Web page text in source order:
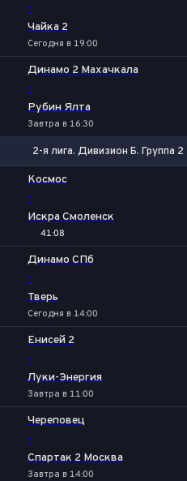
-
Чайка 2
Сегодня в 19:00
Динамо 2 Махачкала
-
Рубин Ялта
Завтра в 16:30
2-я лига. Дивизион Б. Группа 2
Космос
-
Искра Смоленск
41:08
Динамо СПб
-
Тверь
Сегодня в 14:00
Енисей 2
-
Луки-Энергия
Завтра в 11:00
Череповец
-
Спартак 2 Москва
Завтра в 14:00